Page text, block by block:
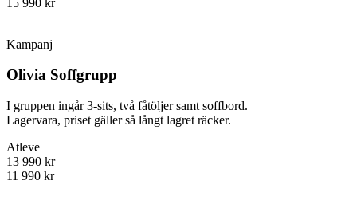
Kampanj
Olivia Soffgrupp
I gruppen ingår 3-sits, två fåtöljer samt soffbord.
Lagervara, priset gäller så långt lagret räcker.
Atleve
13 990 kr
11 990 kr